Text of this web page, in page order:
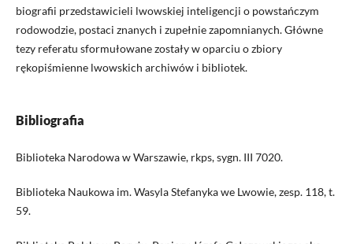
biografii przedstawicieli lwowskiej inteligencji o powstańczym
rodowodzie, postaci znanych i zupełnie zapomnianych. Główne
tezy referatu sformułowane zostały w oparciu o zbiory
rękopiśmienne lwowskich archiwów i bibliotek.
Bibliografia
Biblioteka Narodowa w Warszawie, rkps, sygn. III 7020.
Biblioteka Naukowa im. Wasyla Stefanyka we Lwowie, zesp. 118, t.
59.